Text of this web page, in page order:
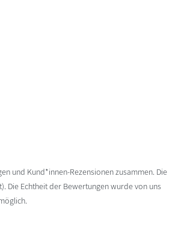
und Kund*innen-Rezensionen zusammen. Die
Die Echtheit der Bewertungen wurde von uns